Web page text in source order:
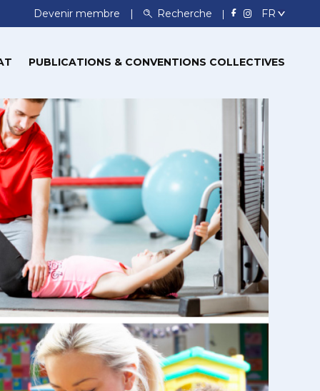
Devenir membre Recherche
PUBLICATIONS & CONVENTIONS COLLECTIVES